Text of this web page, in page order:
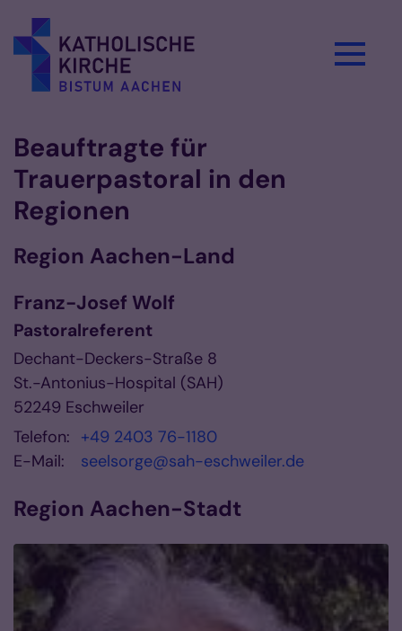
Beauftragte für
Trauerpastoral in den
Regionen
Region Aachen-Land
Franz-Josef Wolf
Pastoralreferent
Dechant-Deckers-Straße 8
St.-Antonius-Hospital (SAH)
52249 Eschweiler
Telefon: +49 2403 76-1180
E-Mail:
seelsorge@sah-eschweiler.de
Region Aachen-Stadt